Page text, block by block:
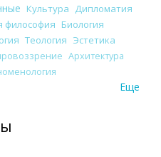
Культура
Дипломатия
философия Биология
Теология Эстетика
Архитектура
Еще